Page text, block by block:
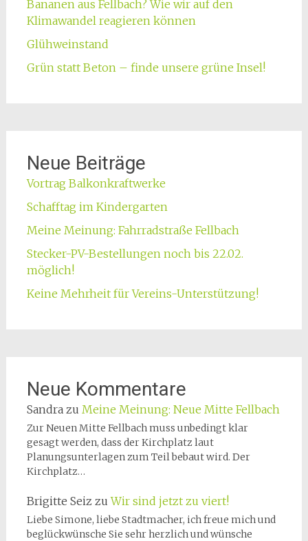
Bananen aus Fellbach? Wie wir auf den
Klimawandel reagieren können
Glühweinstand
Grün statt Beton – finde unsere grüne Insel!
Neue Beiträge
Vortrag Balkonkraftwerke
Schafftag im Kindergarten
Meine Meinung: Fahrradstraße Fellbach
Stecker-PV-Bestellungen noch bis 22.02.
möglich!
Keine Mehrheit für Vereins-Unterstützung!
Neue Kommentare
Sandrazu Meine Meinung: Neue Mitte Fellbach
Zur Neuen Mitte Fellbach muss unbedingt klar
gesagt werden, dass der Kirchplatz laut
Planungsunterlagen zum Teil bebaut wird. Der
Kirchplatz…
Brigitte Seiz zuWir sind jetzt zu viert!
Liebe Simone, liebe Stadtmacher, ich freue mich und
beglückwünsche Sie sehr herzlich und wünsche